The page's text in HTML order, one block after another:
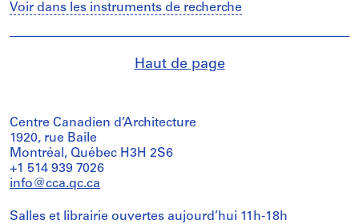
Voir dans les instruments de recherche
Haut de page
Centre Canadien d’Architecture
1920, rue Baile
Montréal, Québec H3H 2S6
+1 514 939 7026
info@cca.qc.ca
Salles et librairie ouvertes aujourd’hui 11h-18h